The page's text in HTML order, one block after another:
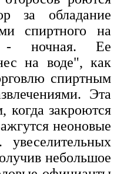
за обладание
спиртного на
- ночная. Ее
на воде", как
спиртным
Эта
когда закроются
неоновые
небольшое